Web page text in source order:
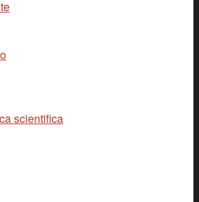
scientifica